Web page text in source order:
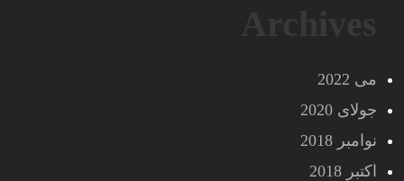
می 2022
جولای 2020
نوامبر 2018
اکتبر 2018